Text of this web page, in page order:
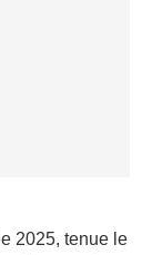
2025, tenue le